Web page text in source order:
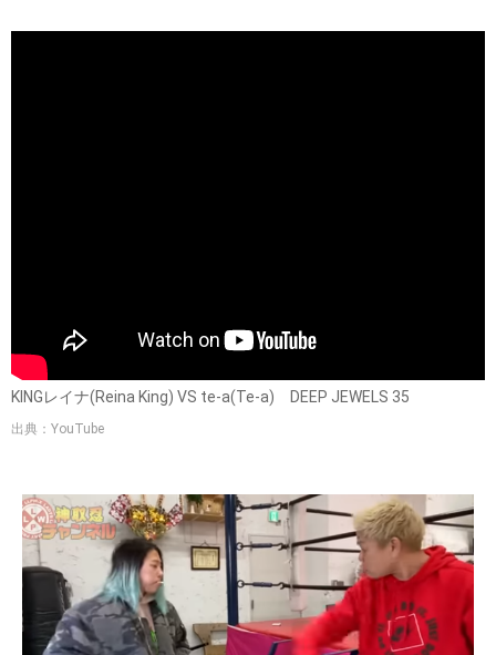
KINGレイナ(Reina King) VS te-a(Te-a) DEEP JEWELS 35
出典：YouTube